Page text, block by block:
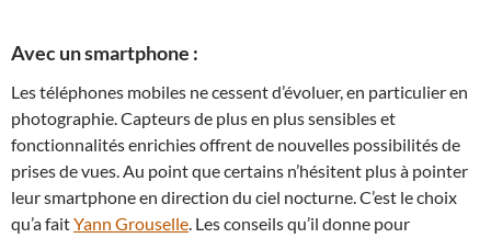
Avec un smartphone :
Les téléphones mobiles ne cessent d’évoluer, en particulier en
photographie. Capteurs de plus en plus sensibles et
fonctionnalités enrichies offrent de nouvelles possibilités de
prises de vues. Au point que certains n’hésitent plus à pointer
leur smartphone en direction du ciel nocturne. C’est le choix
qu’a faitYann Grouselle. Les conseils qu’il donne pour